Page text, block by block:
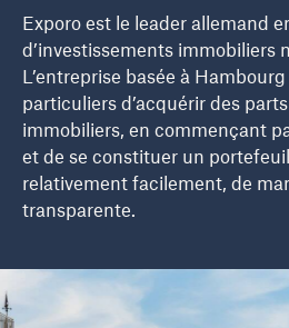
Exporo est le leader allemand
d’investissements immobiliers
L’entreprise basée à
particuliers d’acquérir des
immobiliers, en commençant
et de se constituer un
relativement facilement, de
transparente.